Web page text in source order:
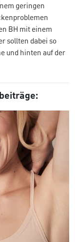
geringen
BH mit einem
sollten dabei so
und hinten auf der